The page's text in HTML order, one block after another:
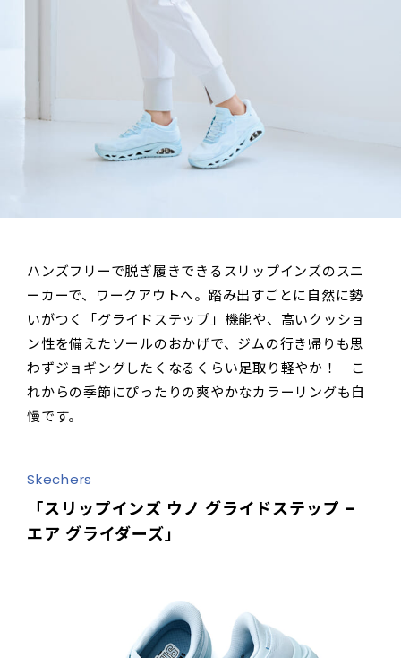
ハンズフリーで脱ぎ履きできるスリップインズのスニ
ーカーで、ワークアウトへ。踏み出すごとに自然に勢
いがつく「グライドステップ」機能や、高いクッショ
ン性を備えたソールのおかげで、ジムの行き帰りも思
わずジョギングしたくなるくらい足取り軽やか！ こ
れからの季節にぴったりの爽やかなカラーリングも自
慢です。
Skechers
「スリップインズ ウノ グライドステップ –
エア グライダーズ」